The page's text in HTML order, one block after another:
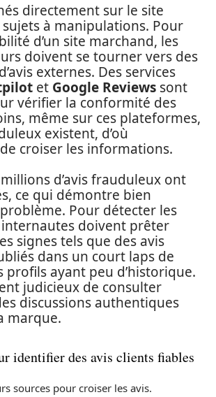
directement sur le site
à manipulations. Pour
d’un site marchand, les
doivent se tourner vers des
externes. Des services
et Google Reviews sont
vérifier la conformité des
même sur ces plateformes,
existent, d’où
croiser les informations.
d’avis frauduleux ont
ce qui démontre bien
Pour détecter les
internautes doivent prêter
signes tels que des avis
dans un court laps de
profils ayant peu d’historique.
judicieux de consulter
discussions authentiques
marque.
identifier des avis clients fiables
sources pour croiser les avis.